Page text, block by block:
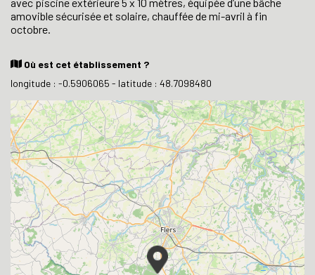
amovible sécurisée et solaire, chauffée de mi-avril à fin
octobre.
Où est cet établissement ?
longitude : -0.5906065 - latitude : 48.7098480